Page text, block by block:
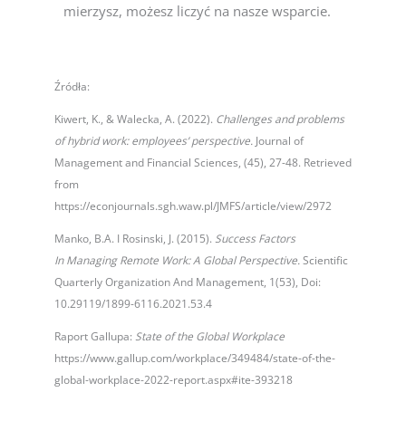
mierzysz, możesz liczyć na nasze wsparcie.
Źródła:
Kiwert, K., & Walecka, A. (2022). Challenges and problems
of hybrid work: employees’ perspective. Journal of
Management and Financial Sciences, (45), 27-48. Retrieved
from
https://econjournals.sgh.waw.pl/JMFS/article/view/2972
Manko, B.A. I Rosinski, J. (2015). Success Factors
In Managing Remote Work: A Global Perspective.Scientific
Quarterly Organization And Management, 1(53), Doi:
10.29119/1899-6116.2021.53.4
Raport Gallupa: State of the Global Workplace
https://www.gallup.com/workplace/349484/state-of-the-
global-workplace-2022-report.aspx#ite-393218